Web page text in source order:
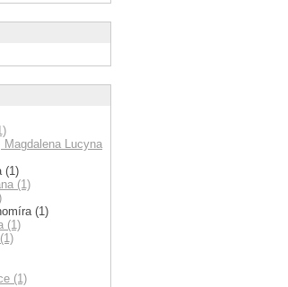
Magdalena Lucyna
(1)
(1)
(1)
(1)
(1)